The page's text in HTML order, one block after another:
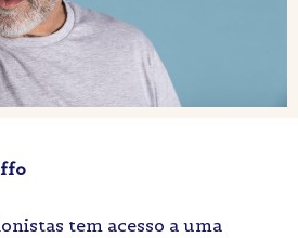
tem acesso a uma